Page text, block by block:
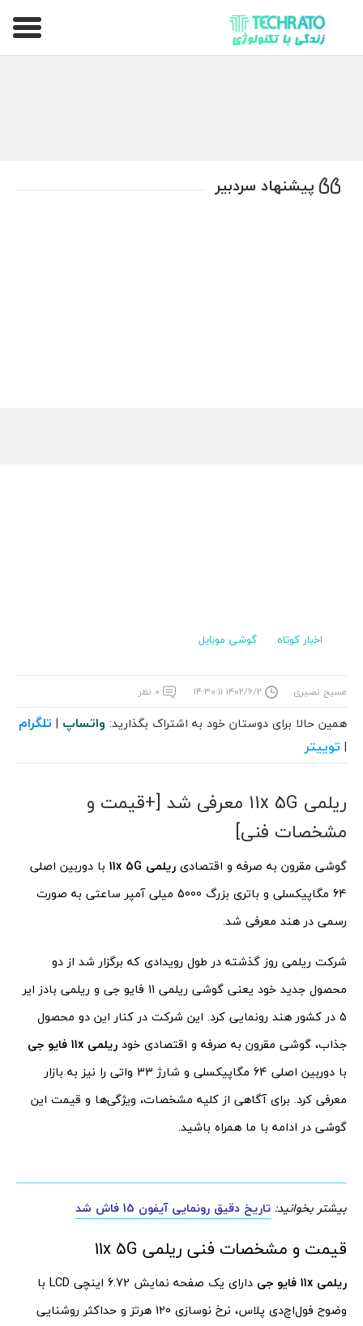
تکراتو – زندگی با تکنولوژی
پیشنهاد سردبیر
اخبار کوتاه گوشی موبایل
مسیح نصیری ۱۴۰۲/۶/۲ ۱۴:۳۰:۱۱ ۰ نظر
همین حالا برای دوستان خود به اشتراک بگذارید: واتساپ | تلگرام
| توییتر
ریلمی 11x 5G معرفی شد [+قیمت و
مشخصات فنی]
گوشی مقرون به صرفه و اقتصادی ریلمی 11x 5G
با دوربین اصلی
64 مگاپیکسلی و باتری بزرگ 5000 میلی آمپر ساعتی به صورت
رسمی در هند معرفی شد.
شرکت ریلمی روز گذشته در طول رویدادی که برگزار شد از دو
محصول جدید خود یعنی گوشی ریلمی 11 فایو جی و ریلمی بادز ایر
5 در کشور هند رونمایی کرد. این شرکت در کنار این دو محصول
جذاب، گوشی مقرون به صرفه و اقتصادی خود ریلمی 11x فایو جی
با دوربین اصلی 64 مگاپیکسلی و شارژ 33 واتی را نیز به بازار
معرفی کرد. برای آگاهی از کلیه مشخصات، ویژگی‌ها و قیمت این
گوشی در ادامه با ما همراه باشید.
بیشتر بخوانید: تاریخ دقیق رونمایی آیفون 15 فاش شد
قیمت و مشخصات فنی ریلمی 11x 5G
ریلمی 11x فایو جی
دارای یک صفحه نمایش 6.72 اینچی LCD با
وضوح فول‌اچ‌دی پلاس، نرخ نوسازی 120 هرتز و حداکثر روشنایی